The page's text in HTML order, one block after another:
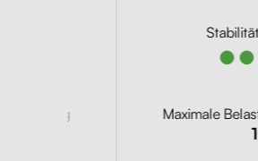
Erklärung Maximale